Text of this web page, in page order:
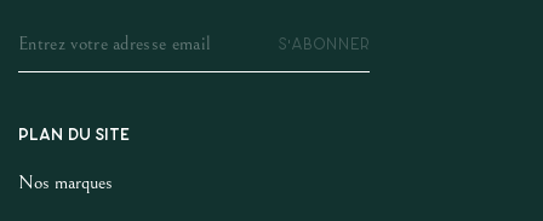
S'ABONNER
PLAN DU SITE
Nos marques